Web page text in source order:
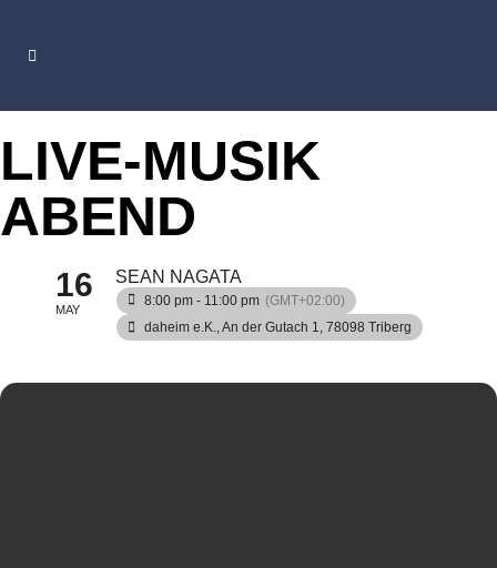
LIVE-MUSIK
ABEND
16
MAY
SEAN NAGATA
8:00 pm - 11:00 pm (GMT+02:00)
daheim e.K., An der Gutach 1, 78098 Triberg